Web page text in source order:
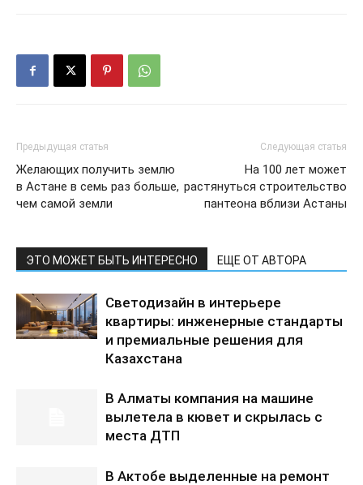
Предыдущая статья
Желающих получить землю
в Астане в семь раз больше,
чем самой земли
Следующая статья
На 100 лет может
растянуться строительство
пантеона вблизи Астаны
ЭТО МОЖЕТ БЫТЬ ИНТЕРЕСНО ЕЩЕ ОТ АВТОРА
Светодизайн в интерьере
квартиры: инженерные стандарты
и премиальные решения для
Казахстана
В Алматы компания на машине
вылетела в кювет и скрылась с
места ДТП
В Актобе выделенные на ремонт